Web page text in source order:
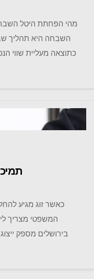
מהי הפחתת היטל
השבחה היא תהליך
כתוצאה מעליית שווי
כאשר זוג מגיע
המשפטי מצריך ליווי
בירושלים מספק